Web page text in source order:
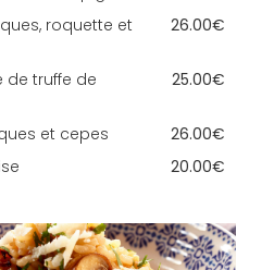
roquette et
26.00€
de truffe de
25.00€
et cepes
26.00€
20.00€